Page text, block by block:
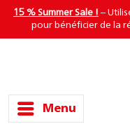
15 % Summer Sale ! –
pour bénéficier de la
Menu